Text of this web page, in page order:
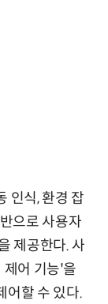
인식, 환경 잡
으로 사용자
제공한다. 사
제어 기능'을
어할 수 있다.